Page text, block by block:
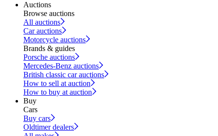
Auctions
Browse auctions
All auctions
Car auctions
Motorcycle auctions
Brands & guides
Porsche auctions
Mercedes-Benz auctions
British classic car auctions
How to sell at auction
How to buy at auction
Buy
Cars
Buy cars
Oldtimer dealers